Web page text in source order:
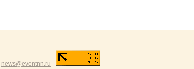
news@eventnn.ru